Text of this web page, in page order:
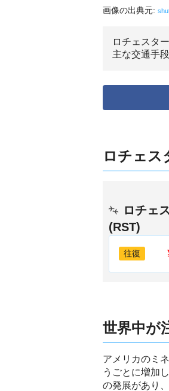
画像の出典元:
ロチェスタ
主な交通手
ロチェス
ロチェ
(RST)
往復
世界中が
アメリカのミ
うごとに増加
の発展があり